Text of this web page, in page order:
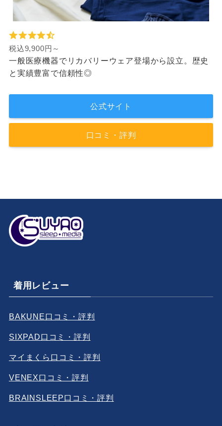
税込9,900円～
一般医療機器でリカバリーウェア登場から設立。歴史
と実績豊富で信頼性◎
公式サイト
口コミ・評判
着用レビュー
BAKUNE口コミ・評判
SIXPAD口コミ・評判
マイまくら口コミ・評判
VENEX口コミ・評判
BRAINSLEEP口コミ・評判